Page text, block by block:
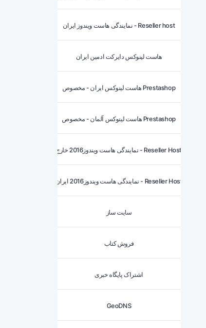
نمایندگی هاست ویندوز ایران - Reseller host
هاست لینوکس دایرکت ادمین ایران
هاست لینوکس ایران - مخصوص Prestashop
هاست لینوکس آلمان - مخصوص Prestashop
نمایندگی هاست ویندوز2016 خارج - Reseller Host
نمایندگی هاست ویندوز2016 ایران - Reseller Host
سایت ساز
فروش کتاب
اشتراک پایگاه خبری
GeoDNS